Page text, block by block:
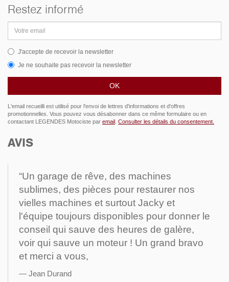
Restez informé
email
J'accepte de recevoir la newsletter
Je ne souhaite pas recevoir la newsletter
L'email recueilli est utilisé pour l'envoi de lettres d'informations et d'offres
promotionnelles. Vous pouvez vous désabonner dans ce même formulaire ou en
contactant LEGENDES Motociste par email Consulter les détails du consentement.
AVIS
“Un garage de rêve, des machines
sublimes, des pièces pour restaurer nos
vielles machines et surtout Jacky et
l'équipe toujours disponibles pour donner le
conseil qui sauve des heures de galère,
voir qui sauve un moteur ! Un grand bravo
et merci a vous,
Jean Durand